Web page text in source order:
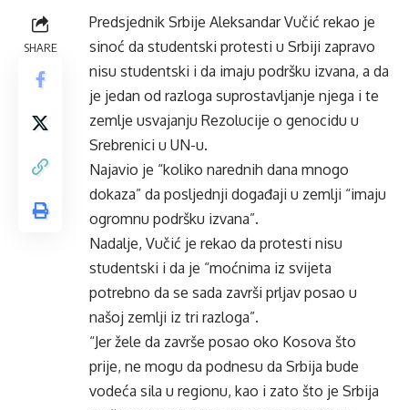
SHARE
Predsjednik Srbije Aleksandar Vučić rekao je
sinoć da studentski protesti u Srbiji zapravo
nisu studentski i da imaju podršku izvana, a da
je jedan od razloga suprostavljanje njega i te
zemlje usvajanju Rezolucije o genocidu u
Srebrenici u UN-u.
Najavio je “koliko narednih dana mnogo
dokaza” da posljednji događaji u zemlji “imaju
ogromnu podršku izvana”.
Nadalje, Vučić je rekao da protesti nisu
studentski i da je “moćnima iz svijeta
potrebno da se sada završi prljav posao u
našoj zemlji iz tri razloga”.
“Jer žele da završe posao oko Kosova što
prije, ne mogu da podnesu da Srbija bude
vodeća sila u regionu, kao i zato što je Srbija